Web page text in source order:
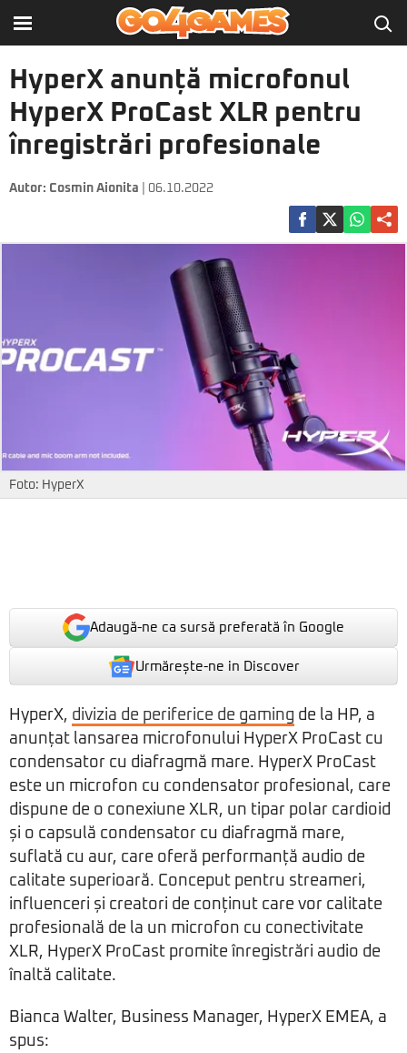
HyperX anunță microfonul
HyperX ProCast XLR pentru
înregistrări profesionale
Autor: Cosmin Aionita | 06.10.2022
Foto: HyperX
Adaugă-ne ca sursă preferată în Google
Urmărește-ne in Discover
HyperX, divizia de periferice de gaming de la HP, a
anunțat lansarea microfonului HyperX ProCast cu
condensator cu diafragmă mare. HyperX ProCast
este un microfon cu condensator profesional, care
dispune de o conexiune XLR, un tipar polar cardioid
și o capsulă condensator cu diafragmă mare,
suflată cu aur, care oferă performanță audio de
calitate superioară. Conceput pentru streameri,
influenceri și creatori de conținut care vor calitate
profesională de la un microfon cu conectivitate
XLR, HyperX ProCast promite înregistrări audio de
înaltă calitate.
Bianca Walter, Business Manager, HyperX EMEA, a
spus: